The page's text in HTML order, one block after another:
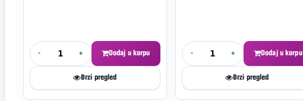
- + Dodaj u korpu
Brzi pregled
- + Dodaj u korpu
Brzi pregled